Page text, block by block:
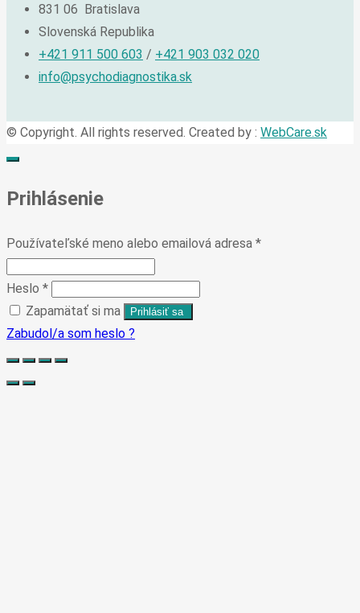
831 06 Bratislava
Slovenská Republika
+421 911 500 603 / +421 903 032 020
info@psychodiagnostika.sk
© Copyright. All rights reserved. Created by : WebCare.sk
Prihlásenie
Používateľské meno alebo emailová adresa *
Heslo *
Zapamätať si ma
Zabudol/a som heslo ?